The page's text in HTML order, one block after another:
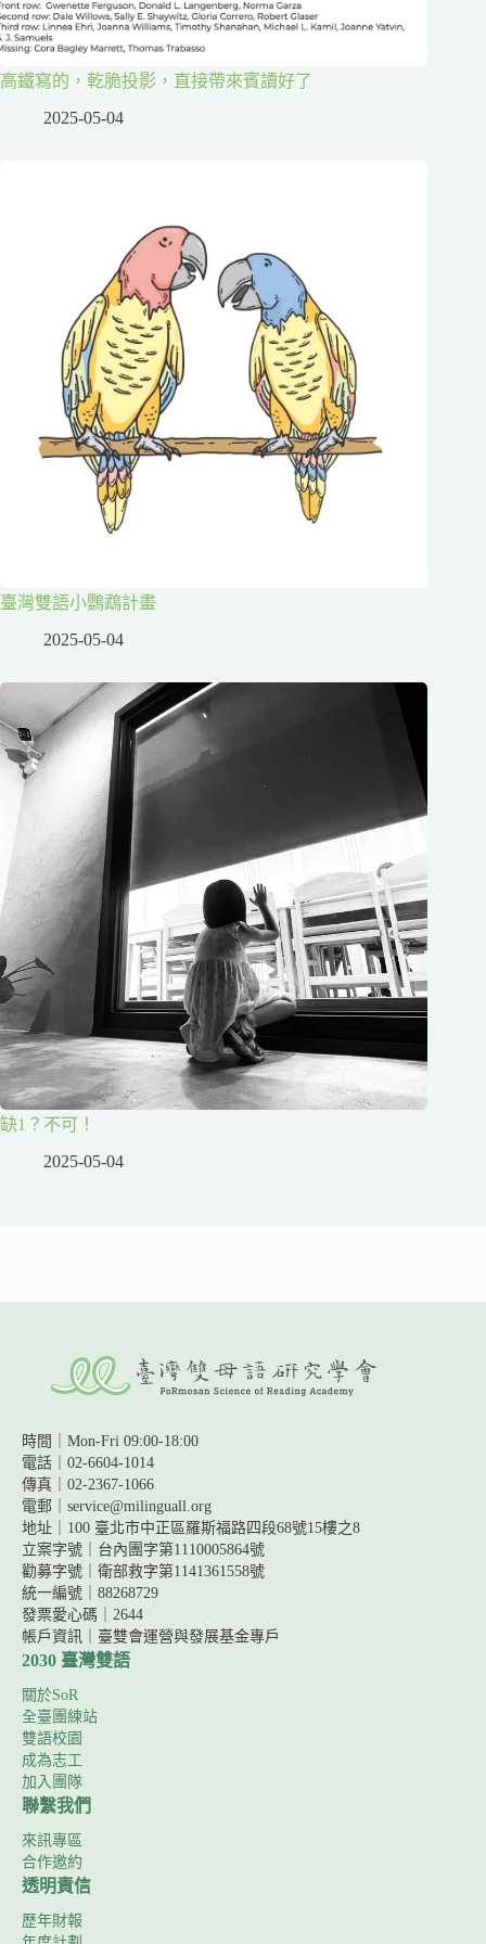
高鐵寫的，乾脆投影，直接帶來賓讀好了
2025-05-04
臺灣雙語小鸚鵡計畫
2025-05-04
缺1？不可！
2025-05-04
時間｜Mon-Fri 09:00-18:00
電話｜02-6604-1014
傳真｜02-2367-1066
電郵｜service@milinguall.org
地址｜100 臺北市中正區羅斯福路四段68號15樓之8
立案字號｜台內團字第1110005864號
勸募字號｜ 衛部救字第1141361558號
統一編號｜88268729
發票愛心碼｜2644
帳戶資訊｜ 臺雙會運營與發展基金專戶
2030 臺灣雙語
關於SoR
全臺團練站
雙語校園
成為志工
加入團隊
聯繫我們
來訊專區
合作邀約
透明責信
歷年財報